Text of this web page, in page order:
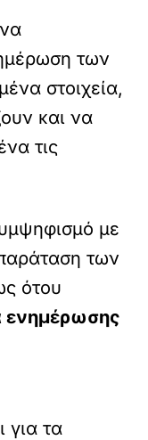
των
στοιχεία,
και να
τις
με
των
ότου
ενημέρωσης
για τα